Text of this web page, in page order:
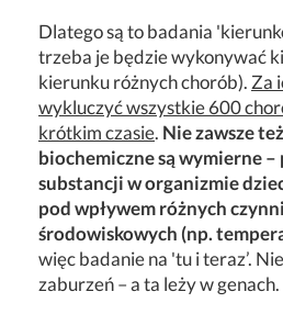
Dlatego są to badania
trzeba je będzie wykonywać
kierunku różnych chorób). Za
wykluczyć wszystkie 600
krótkim czasie. Nie zawsze
biochemiczne są wymierne –
substancji w organizmie
pod wpływem różnych
środowiskowych (np.
więc badanie na 'tu i teraz’.
zaburzeń – a ta leży w genach.